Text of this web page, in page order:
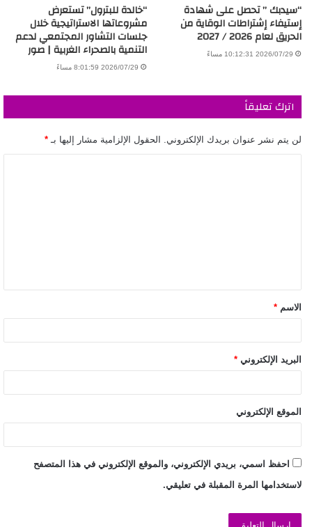
“سيدبك ” تحصل على شهادة
إستيفاء إشتراطات الوقاية من
الحريق لعام 2026 / 2027
2026/07/29 10:12:31 مساءً
“خالدة للبترول” تستعرض
مشروعاتها الاستراتيجية خلال
جلسات التشاور المجتمعي لدعم
التنمية بالصحراء الغربية | صور
2026/07/29 8:01:59 مساءً
اترك تعليقاً
لن يتم نشر عنوان بريدك الإلكتروني. الحقول الإلزامية مشار إليها بـ *
الاسم *
البريد الإلكتروني *
الموقع الإلكتروني
احفظ اسمي، بريدي الإلكتروني، والموقع الإلكتروني في هذا المتصفح
لاستخدامها المرة المقبلة في تعليقي.